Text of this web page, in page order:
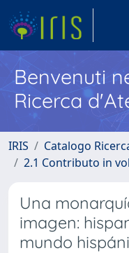
Benvenuti
Ricerca
IRIS Catalogo
2.1 Contributo in
Una
imagen:
mundo